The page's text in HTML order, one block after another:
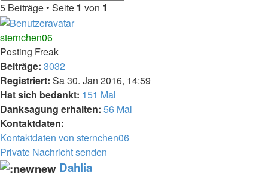
5 Beiträge • Seite 1 von 1
sternchen06
Posting Freak
Beiträge: 3032
Registriert: Sa 30. Jan 2016, 14:59
Hat sich bedankt: 151 Mal
Danksagung erhalten: 56 Mal
Kontaktdaten:
Kontaktdaten von sternchen06
Private Nachricht senden
Dahlia